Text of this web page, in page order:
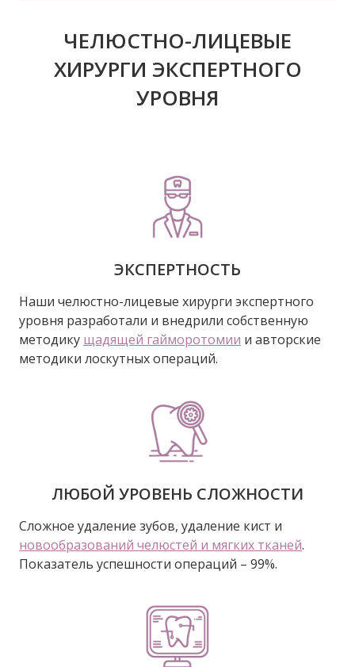
ЧЕЛЮСТНО-ЛИЦЕВЫЕ
ХИРУРГИ ЭКСПЕРТНОГО
УРОВНЯ
ЭКСПЕРТНОСТЬ
Наши челюстно-лицевые хирурги экспертного
уровня разработали и внедрили собственную
методику щадящей гайморотомии и авторские
методики лоскутных операций.
ЛЮБОЙ УРОВЕНЬ СЛОЖНОСТИ
Сложное удаление зубов, удаление кист и
новообразований челюстей и мягких тканей.
Показатель успешности операций – 99%.